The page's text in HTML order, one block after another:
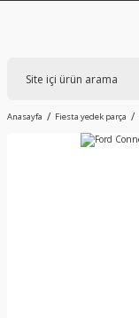
Anasayfa Fiesta yedek parça